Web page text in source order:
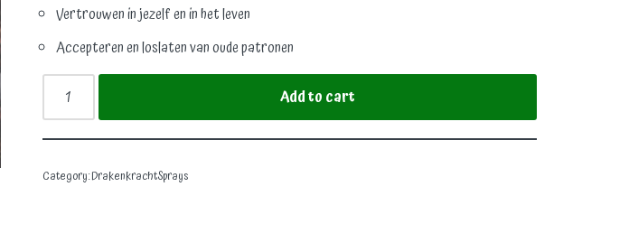
Vertrouwen in jezelf en in het leven
Accepteren en loslaten van oude patronen
Add to cart
Category:DrakenkrachtSprays